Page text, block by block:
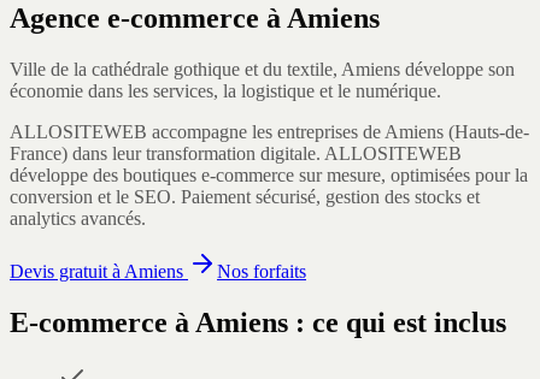
Agence e-commerce à Amiens
Ville de la cathédrale gothique et du textile, Amiens développe son
économie dans les services, la logistique et le numérique.
ALLOSITEWEB accompagne les entreprises de Amiens (Hauts-de-
France) dans leur transformation digitale. ALLOSITEWEB
développe des boutiques e-commerce sur mesure, optimisées pour la
conversion et le SEO. Paiement sécurisé, gestion des stocks et
analytics avancés.
Devis gratuit à Amiens Nos forfaits
E-commerce à Amiens : ce qui est inclus